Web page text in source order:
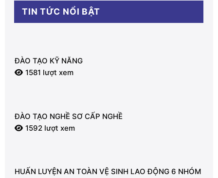
TIN TỨC NỔI BẬT
ĐÀO TẠO KỸ NĂNG
1581 lượt xem
ĐÀO TẠO NGHỀ SƠ CẤP NGHỀ
1592 lượt xem
HUẤN LUYỆN AN TOÀN VỆ SINH LAO ĐỘNG 6 NHÓM